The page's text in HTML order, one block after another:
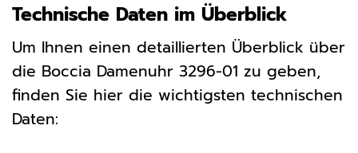
Technische Daten im Überblick
Um Ihnen einen detaillierten Überblick über
die Boccia Damenuhr 3296-01 zu geben,
finden Sie hier die wichtigsten technischen
Daten: